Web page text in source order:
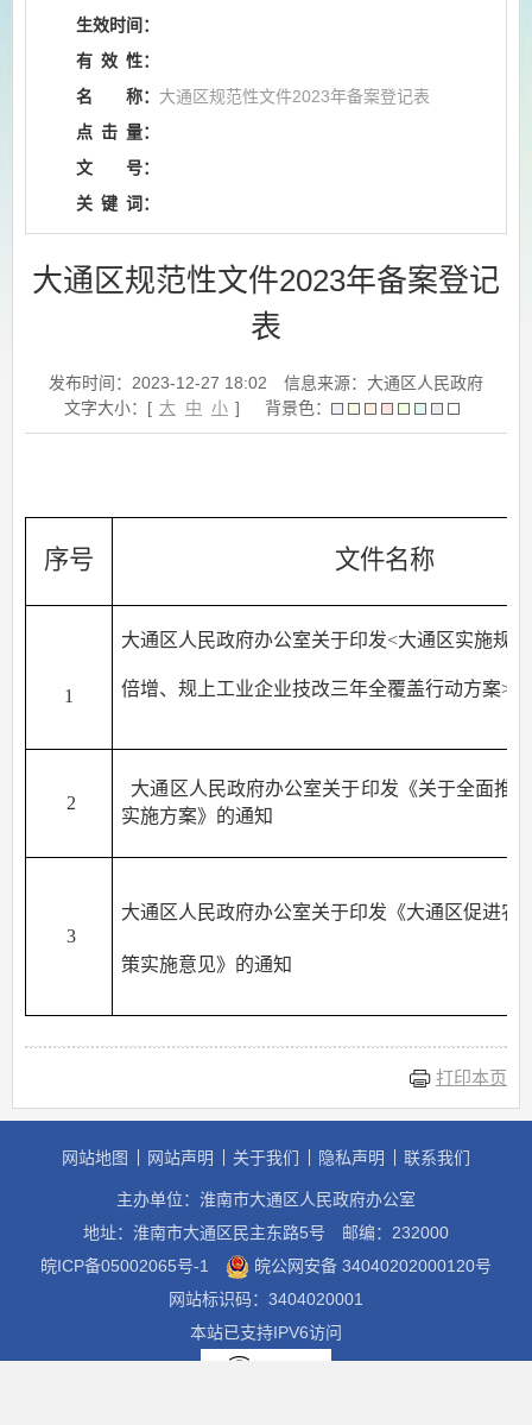
生效时间：
有 效 性：
名
称： 大通区规范性文件2023年备案登记表
点 击 量：
文
号：
关 键 词：
大通区规范性文件2023年备案登记
表
发布时间：2023-12-27 18:02
信息来源：大通区人民政府
文字大小：[ 大 中 小 ] 背景色：
序号 文件名称
1
大通区人民政府办公室关于印发<大通区实施规
倍增、规上工业企业技改三年全覆盖行动方案>
2
大通区人民政府办公室关于印发《关于全面推
实施方案》的通知
3
大通区人民政府办公室关于印发《大通区促进农
策实施意见》的通知
打印本页
网站地图 网站声明 关于我们 隐私声明 联系我们
主办单位：淮南市大通区人民政府办公室
地址：淮南市大通区民主东路5号
邮编：232000
皖ICP备05002065号-1
皖公网安备 34040202000120号
网站标识码：3404020001
本站已支持IPV6访问